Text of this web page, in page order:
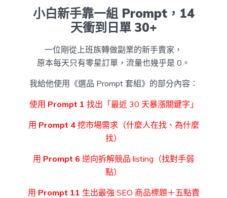
小白新手靠一組 Prompt，14
天衝到日單 30+
一位剛從上班族轉做副業的新手賣家，
原本每天只有零星訂單，流量也幾乎是 0。
我給他使用《選品 Prompt 套組》的部分內容：
使用 Prompt 1 找出「最近 30 天暴漲關鍵字」
用 Prompt 4挖市場需求（什麼人在找、為什麼
找）
用 Prompt 6 逆向拆解競品 listing（找對手弱
點）
用 Prompt 11 生出最強 SEO 商品標題＋五點賣